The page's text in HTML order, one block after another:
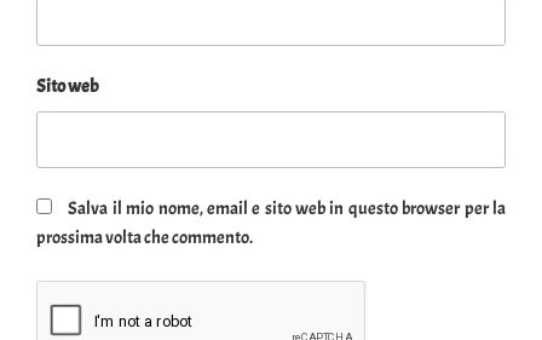
Sito web
Salva il mio nome, email e sito web in questo browser per la
prossima volta che commento.